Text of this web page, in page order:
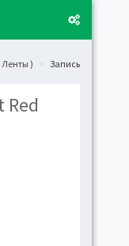
Ленты ) Запись